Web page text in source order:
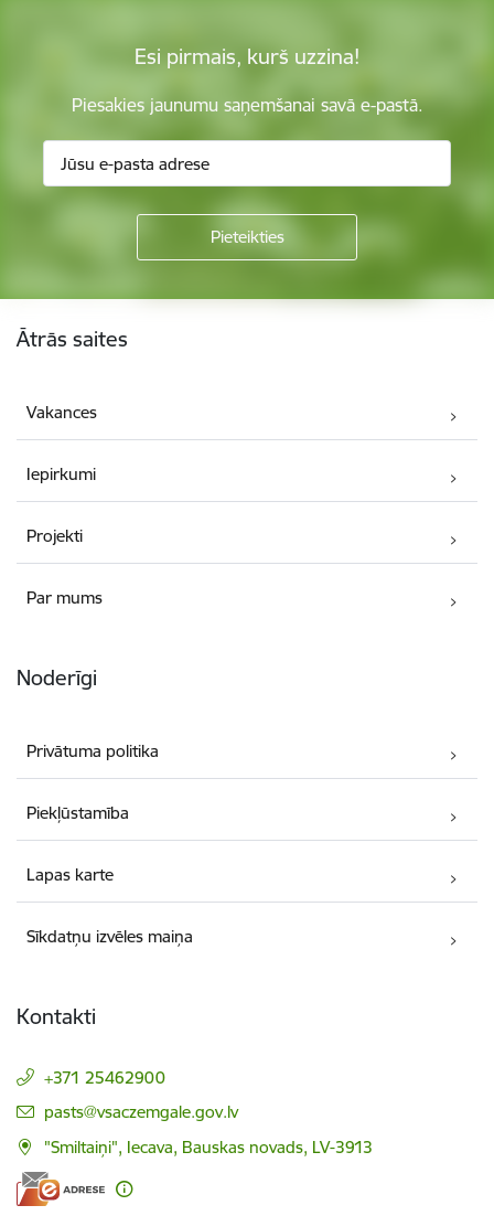
Esi pirmais, kurš uzzina!
Piesakies jaunumu saņemšanai savā e-pastā.
Ātrās saites
Vakances
Iepirkumi
Projekti
Par mums
Noderīgi
Privātuma politika
Piekļūstamība
Lapas karte
Sīkdatņu izvēles maiņa
Kontakti
+371 25462900
E-pasts:
pasts@vsaczemgale.gov.lv
"Smiltaiņi", Iecava, Bauskas novads, LV-3913